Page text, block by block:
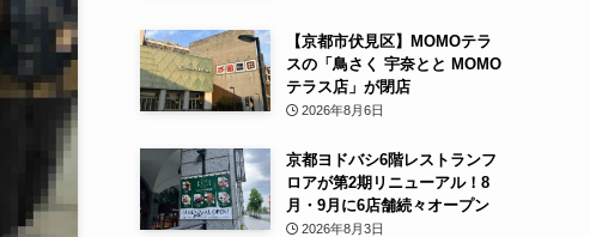
【京都市伏見区】MOMOテラ
スの「鳥さく 宇奈とと MOMO
テラス店」が閉店
2026年8月6日
京都ヨドバシ6階レストランフ
ロアが第2期リニューアル！8
月・9月に6店舗続々オープン
2026年8月3日